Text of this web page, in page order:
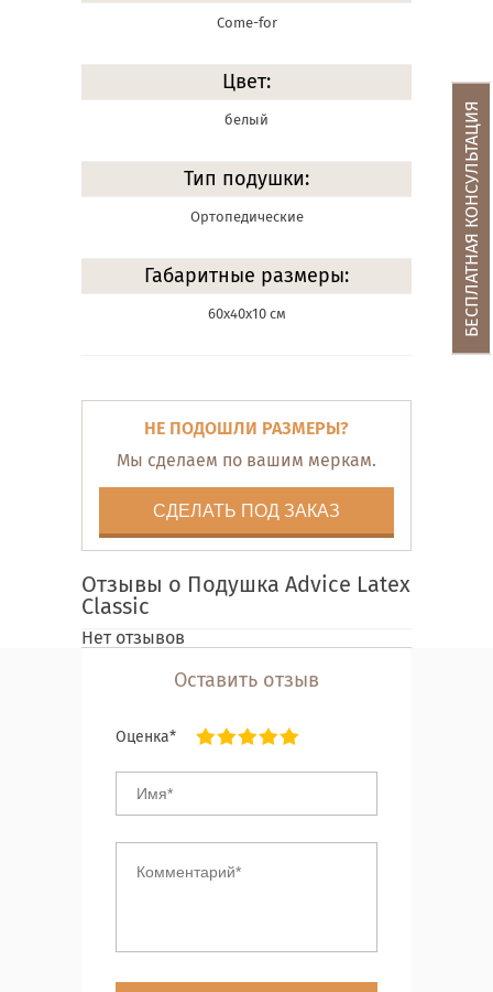
Come-for
Цвет:
белый
Тип подушки:
Ортопедические
Габаритные размеры:
60х40х10 см
НЕ ПОДОШЛИ РАЗМЕРЫ?
Мы сделаем по вашим меркам.
СДЕЛАТЬ ПОД ЗАКАЗ
Отзывы о Подушка Advice Latex
Classic
Нет отзывов
Оставить отзыв
Оценка*
БЕСПЛАТНАЯ КОНСУЛЬТАЦИЯ